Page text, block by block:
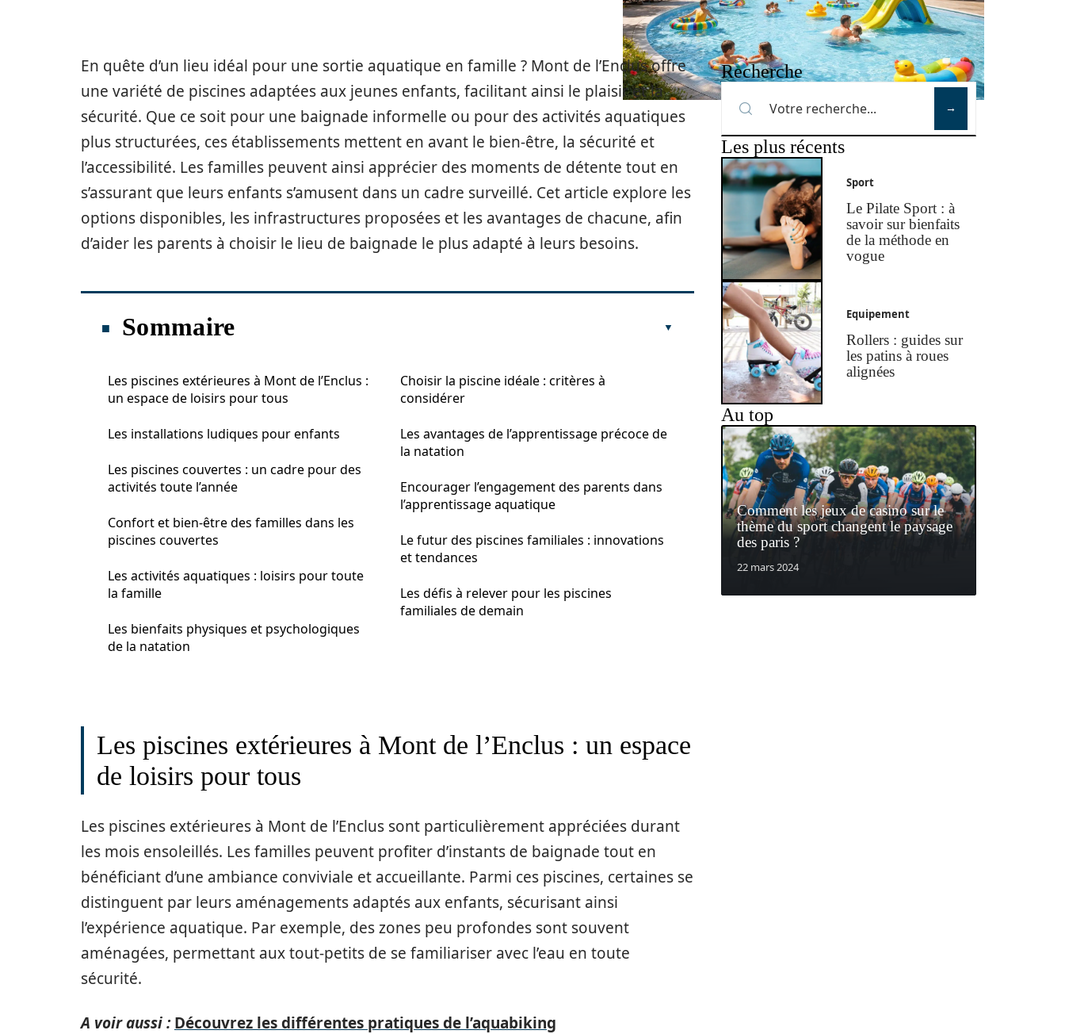
En quête d’un lieu idéal pour une sortie aquatique en famille ? Mont de l’Enclus offre
une variété de piscines adaptées aux jeunes enfants, facilitant ainsi le plaisir et la
sécurité. Que ce soit pour une baignade informelle ou pour des activités aquatiques
plus structurées, ces établissements mettent en avant le bien-être, la sécurité et
l’accessibilité. Les familles peuvent ainsi apprécier des moments de détente tout en
s’assurant que leurs enfants s’amusent dans un cadre surveillé. Cet article explore les
options disponibles, les infrastructures proposées et les avantages de chacune, afin
d’aider les parents à choisir le lieu de baignade le plus adapté à leurs besoins.
Sommaire
Les piscines extérieures à Mont de l’Enclus :
un espace de loisirs pour tous
Les installations ludiques pour enfants
Les piscines couvertes : un cadre pour des
activités toute l’année
Confort et bien-être des familles dans les
piscines couvertes
Les activités aquatiques : loisirs pour toute
la famille
Les bienfaits physiques et psychologiques
de la natation
Choisir la piscine idéale : critères à
considérer
Les avantages de l’apprentissage précoce de
la natation
Encourager l’engagement des parents dans
l’apprentissage aquatique
Le futur des piscines familiales : innovations
et tendances
Les défis à relever pour les piscines
familiales de demain
Les piscines extérieures à Mont de l’Enclus : un espace
de loisirs pour tous
Les piscines extérieures à Mont de l’Enclus sont particulièrement appréciées durant
les mois ensoleillés. Les familles peuvent profiter d’instants de baignade tout en
bénéficiant d’une ambiance conviviale et accueillante. Parmi ces piscines, certaines se
distinguent par leurs aménagements adaptés aux enfants, sécurisant ainsi
l’expérience aquatique. Par exemple, des zones peu profondes sont souvent
aménagées, permettant aux tout-petits de se familiariser avec l’eau en toute
sécurité.
A voir aussi : Découvrez les différentes pratiques de l’aquabiking
Recherche
Les plus récents
Sport
Le Pilate Sport : à
savoir sur bienfaits
de la méthode en
vogue
Equipement
Rollers : guides sur
les patins à roues
alignées
Au top
Comment les jeux de casino sur le
thème du sport changent le paysage
des paris ?
22 mars 2024